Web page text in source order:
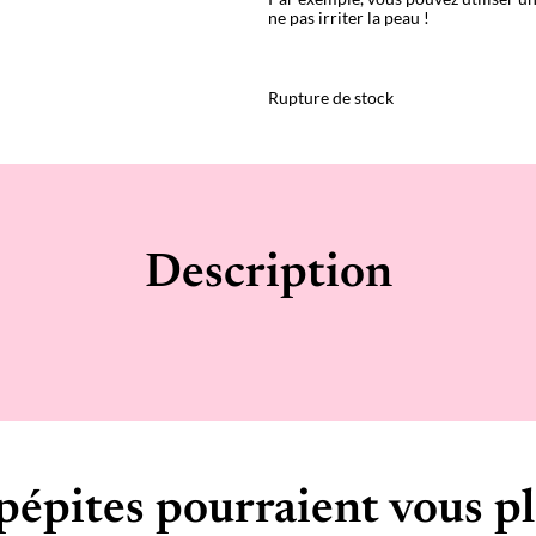
ne pas irriter la peau !
Rupture de stock
Description
pourraient vous